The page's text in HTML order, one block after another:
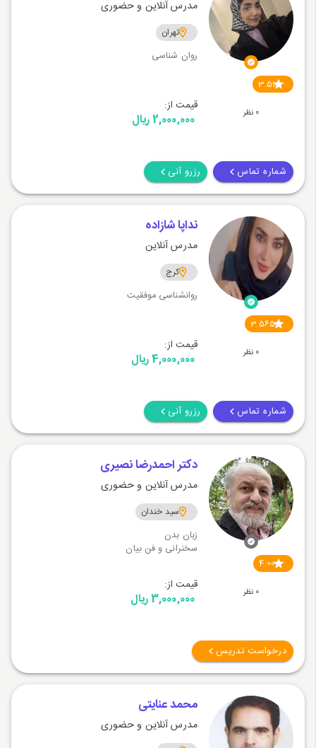
3.51
0 نظر
مدرس آنلاین و حضوری
تهران
روان شناسی
قیمت از:
2,000,000 ریال
شماره تماس رزرو آنی
3.565
0 نظر
نداپا شازاده
مدرس آنلاین
کرج
روانشناسی موفقیت
قیمت از:
4,000,000 ریال
شماره تماس رزرو آنی
4.00
0 نظر
دکتر احمدرضا نصیری
مدرس آنلاین و حضوری
سید خندان
زبان بدن
سخنرانی و فن بیان
قیمت از:
3,000,000 ریال
درخواست تدریس
محمد عنایتی
مدرس آنلاین و حضوری